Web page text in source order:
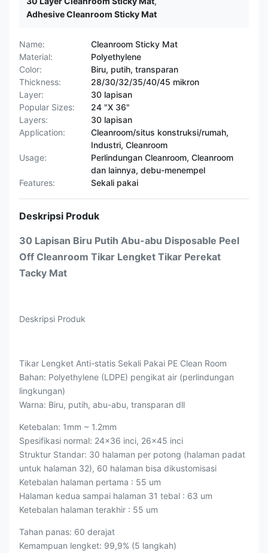
Adhesive Cleanroom Sticky Mat
Name:
Cleanroom Sticky Mat
Material:
Polyethylene
Color:
Biru, putih, transparan
Thickness:
28/30/32/35/40/45 mikron
Layer:
30 lapisan
Popular Sizes:
24 "X 36"
Layers:
30 lapisan
Application:
Cleanroom/situs konstruksi/rumah,
Industri, Cleanroom
Usage:
Perlindungan Cleanroom, Cleanroom
dan lainnya, debu-menempel
Features:
Sekali pakai
Deskripsi Produk
30 Lapisan Biru Putih Abu-abu Disposable Peel
Off Cleanroom Tikar Lengket Tikar Perekat
Tacky Mat
Deskripsi Produk
Tikar Lengket Anti-statis Sekali Pakai PE Clean Room
Bahan: Polyethylene (LDPE) pengikat air (perlindungan
lingkungan)
Warna: Biru, putih, abu-abu, transparan dll
Ketebalan: 1mm ~ 1.2mm
Spesifikasi normal: 24x36 inci, 26x45 inci
Struktur Standar: 30 halaman per potong (halaman padat
untuk halaman 32), 60 halaman bisa dikustomisasi
Ketebalan halaman pertama : 55 um
Halaman kedua sampai halaman 31 tebal : 63 um
Ketebalan halaman terakhir : 55 um
Tahan panas: 60 derajat
Kemampuan lengket: 99,9% (5 langkah)